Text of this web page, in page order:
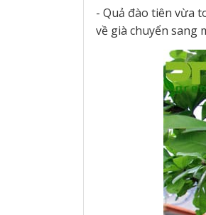
- Quả đào tiên vừa
về già chuyển sang